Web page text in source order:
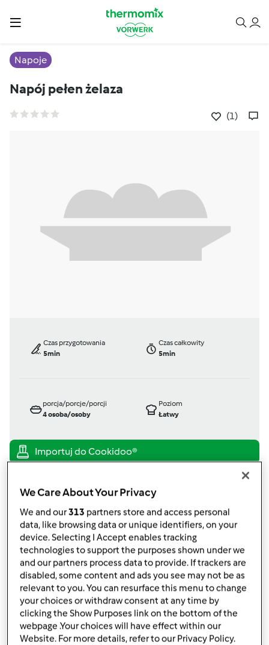
Napoje
Napój pełen żelaza
(1)
Czas przygotowania
5min
Czas całkowity
5min
porcja/porcje/porcji
4osoba/osoby
Poziom
Łatwy
przezGość
opublikowany: 18/03/14
zmieniono dnia: 18/03/14
Dodaj do moich kolekcji
podziel się przepisem
Stwórz wariant
We Care About Your Privacy
We and our313 partners store and access personal
data, like browsing data or unique identifiers, on your
device. Selecting I Accept enables tracking
technologies to support the purposes shown under we
and our partners process data to provide. If trackers are
disabled, some content and ads you see may not be as
relevant to you. You can resurface this menu to change
your choices or withdraw consent at any time by
clicking the Show Purposes link on the bottom of the
webpage .Your choices will have effect within our
Website. For more details, refer to our Privacy Policy.